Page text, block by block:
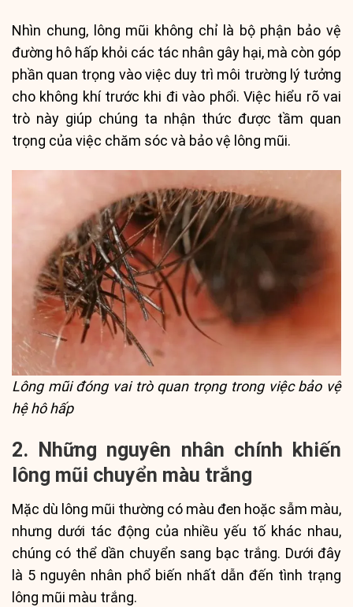
Nhìn chung, lông mũi không chỉ là bộ phận bảo vệ
đường hô hấp khỏi các tác nhân gây hại, mà còn góp
phần quan trọng vào việc duy trì môi trường lý tưởng
cho không khí trước khi đi vào phổi. Việc hiểu rõ vai
trò này giúp chúng ta nhận thức được tầm quan
trọng của việc chăm sóc và bảo vệ lông mũi.
Lông mũi đóng vai trò quan trọng trong việc bảo vệ
hệ hô hấp
2. Những nguyên nhân chính khiến
lông mũi chuyển màu trắng
Mặc dù lông mũi thường có màu đen hoặc sẫm màu,
nhưng dưới tác động của nhiều yếu tố khác nhau,
chúng có thể dần chuyển sang bạc trắng. Dưới đây
là 5 nguyên nhân phổ biến nhất dẫn đến tình trạng
lông mũi màu trắng.